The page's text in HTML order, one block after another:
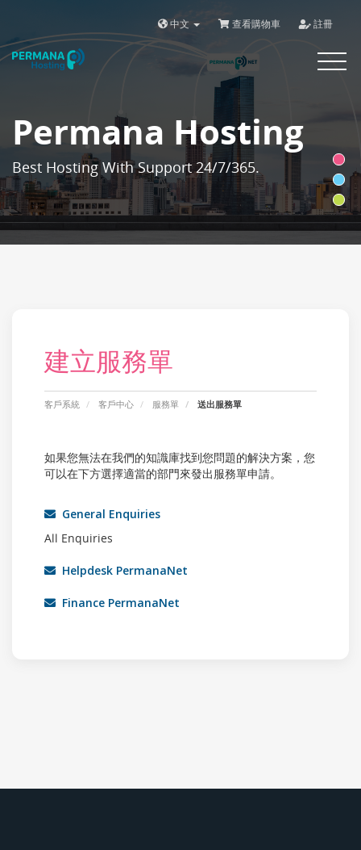
中文 查看購物車 註冊
Toggle
Permana Hosting
Best Hosting With Support 24/7/365.
建立服務單
客戶系統 客戶中心 服務單 送出服務單
如果您無法在我們的知識庫找到您問題的解決方案，您
可以在下方選擇適當的部門來發出服務單申請。
General Enquiries
All Enquiries
Helpdesk PermanaNet
Finance PermanaNet